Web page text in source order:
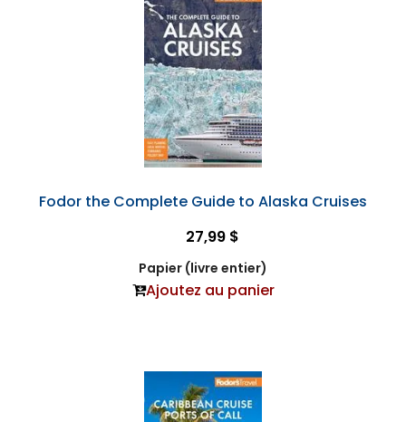
Fodor the Complete Guide to Alaska Cruises
27,99 $
Papier (livre entier)
Ajoutez au panier